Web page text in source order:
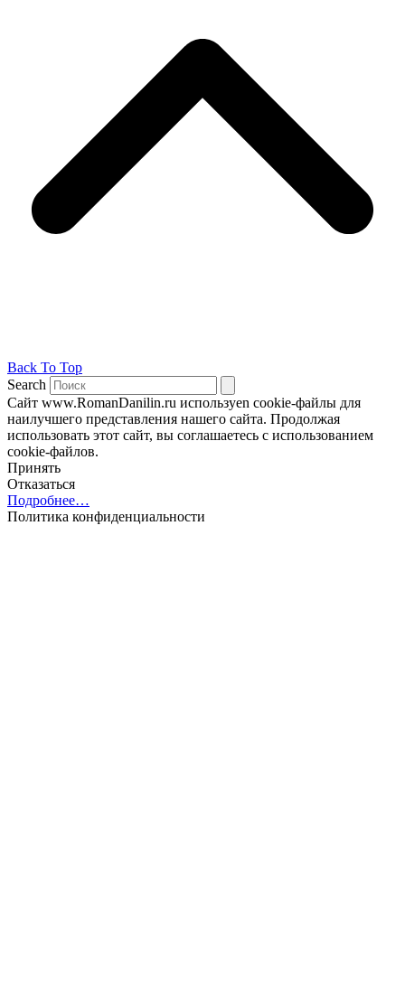
Back To Top
Search
Сайт www.RomanDanilin.ru используеn cookie-файлы для
наилучшего представления нашего сайта. Продолжая
использовать этот сайт, вы соглашаетесь с использованием
cookie-файлов.
Принять
Отказаться
Подробнее…
Политика конфиденциальности